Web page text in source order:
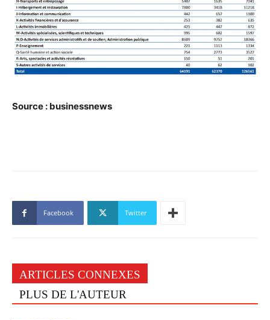
Source : businessnews
Facebook Twitter
ARTICLES CONNEXES
PLUS DE L'AUTEUR